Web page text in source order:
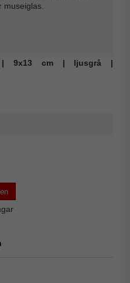
| 9x13 cm | ljusgrå |